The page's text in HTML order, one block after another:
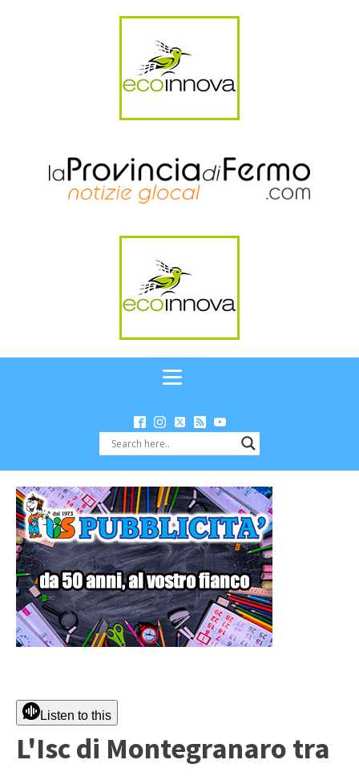
Listen to this
L'Isc di Montegranaro tra